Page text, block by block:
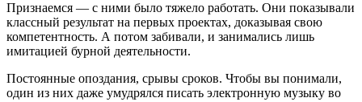
Признаемся — с ними было тяжело работать. Они показывали
классный результат на первых проектах, доказывая свою
компетентность. А потом забивали, и занимались лишь
имитацией бурной деятельности.
Постоянные опоздания, срывы сроков. Чтобы вы понимали,
один из них даже умудрялся писать электронную музыку во